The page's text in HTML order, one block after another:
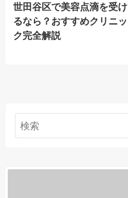
世田谷区で美容点滴を受け
るなら？おすすめクリニッ
ク完全解説